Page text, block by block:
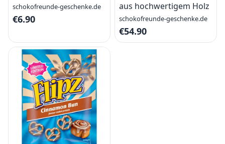
schokofreunde-geschenke.de
€6.90
aus hochwertigem Holz
schokofreunde-geschenke.de
€54.90